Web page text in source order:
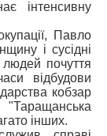
інтенсивну
Павло
і сусідні
почуття
відбудови
кобзар
інших.